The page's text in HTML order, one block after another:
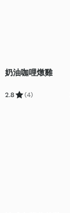
奶油咖哩燉雞
2.8 (4)